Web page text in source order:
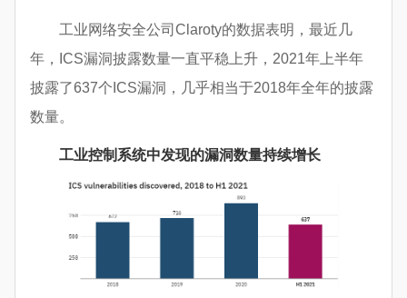
工业网络安全公司Claroty的数据表明，最近几
年，ICS漏洞披露数量一直平稳上升，2021年上半年
披露了637个ICS漏洞，几乎相当于2018年全年的披露
数量。
工业控制系统中发现的漏洞数量持续增长